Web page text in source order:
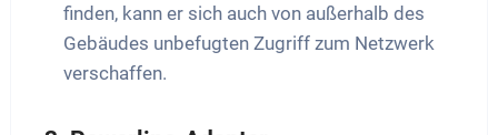
finden, kann er sich auch von außerhalb des
Gebäudes unbefugten Zugriff zum Netzwerk
verschaffen.